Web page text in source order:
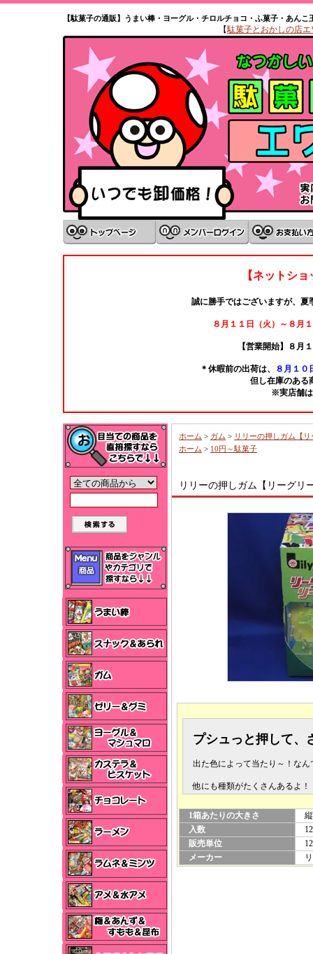
【駄菓子の通販】うまい棒・ヨーグル・チロルチョコ・ふ菓子・あん
【駄菓子とおかしの店エ
【ネットシ
誠に勝手ではございますが、夏
８月１１日（火）～８月
【営業開始】８月
＊休暇前の出荷は、
８月１０
但し在庫のある
※実店舗
ホーム > ガム > リリーの押しガム【
ホーム > 10円～駄菓子
リリーの押しガム【リーグ
プシュっと押して、
出た色によって当たり～！なん
他にも種類がたくさんあるよ！
1箱あたりの大きさ
縦
入数
販売単位
メーカー
リ